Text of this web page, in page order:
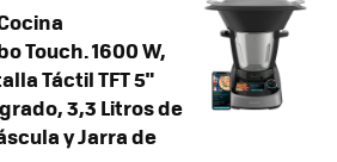
Touch. 1600 W,
Táctil TFT 5"
3,3 Litros de
y Jarra de